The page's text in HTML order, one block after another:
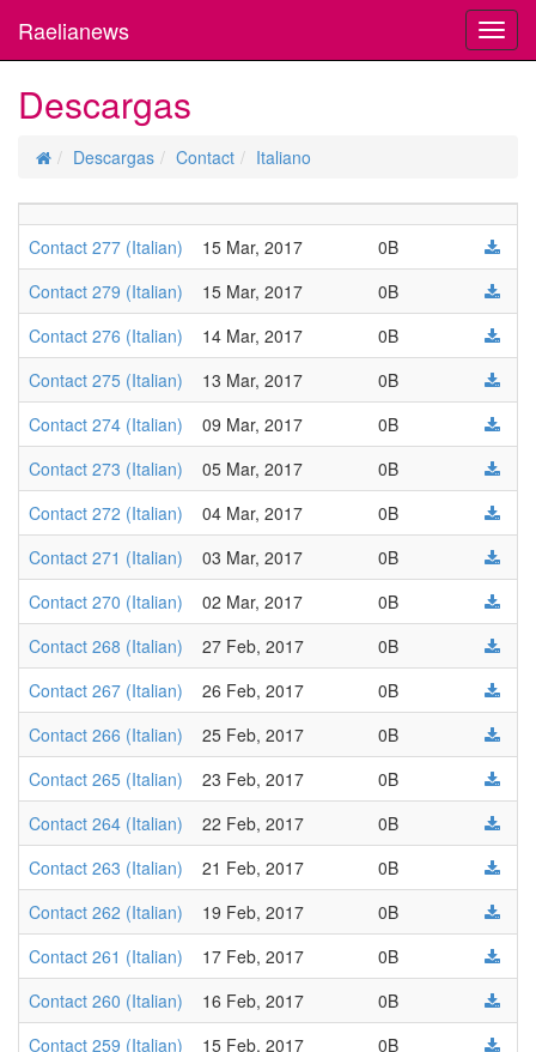
Raelianews
Descargas
Descargas Contact Italiano
Contact 277 (Italian) 15 Mar, 2017
0B
Contact 279 (Italian)
15 Mar, 2017
0B
Contact 276 (Italian)
14 Mar, 2017
0B
Contact 275 (Italian)
13 Mar, 2017
0B
Contact 274 (Italian)
09 Mar, 2017
0B
Contact 273 (Italian)
05 Mar, 2017
0B
Contact 272 (Italian)
04 Mar, 2017
0B
Contact 271 (Italian)
03 Mar, 2017
0B
Contact 270 (Italian)
02 Mar, 2017
0B
Contact 268 (Italian)
27 Feb, 2017
0B
Contact 267 (Italian)
26 Feb, 2017
0B
Contact 266 (Italian)
25 Feb, 2017
0B
Contact 265 (Italian)
23 Feb, 2017
0B
Contact 264 (Italian)
22 Feb, 2017
0B
Contact 263 (Italian)
21 Feb, 2017
0B
Contact 262 (Italian)
19 Feb, 2017
0B
Contact 261 (Italian)
17 Feb, 2017
0B
Contact 260 (Italian)
16 Feb, 2017
0B
Contact 259 (Italian)
15 Feb, 2017
0B